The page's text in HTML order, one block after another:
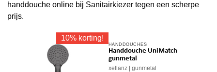
handdouche online bij Sanitairkiezer tegen een scherpe
prijs.
10% korting!
HANDDOUCHES
Handdouche UniMatch
gunmetal
xellanz gunmetal